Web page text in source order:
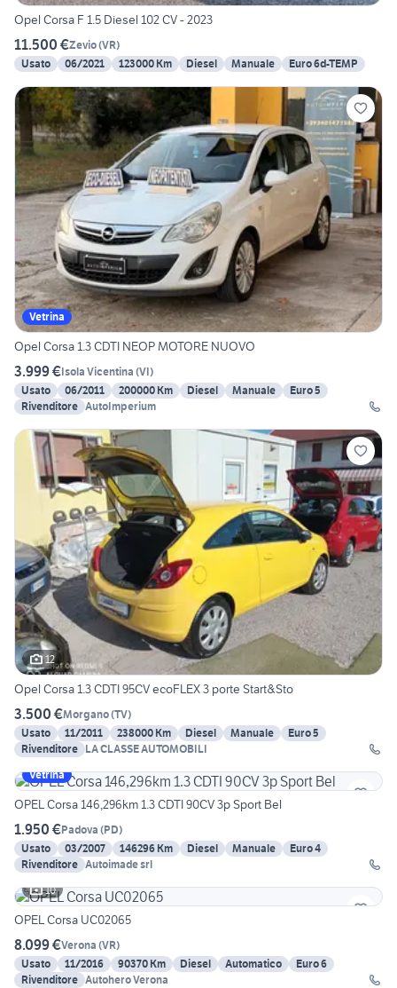
Opel Corsa F 1.5 Diesel 102 CV - 2023
11.500 €Zevio(VR)
Usato
06/2021 123000 Km Diesel Manuale Euro 6d-TEMP
Vetrina
Opel Corsa 1.3 CDTI NEOP MOTORE NUOVO
3.999 €Isola Vicentina (VI)
Usato
06/2011 200000 Km Diesel Manuale
Euro 5
Rivenditore AutoImperium
12
Opel Corsa 1.3 CDTI 95CV ecoFLEX 3 porte Start&Sto
3.500 €Morgano(TV)
Usato
11/2011 238000 Km Diesel Manuale
Euro 5
Rivenditore LA CLASSE AUTOMOBILI
Vetrina
OPEL Corsa 146,296km 1.3 CDTI 90CV 3p Sport Bel
1.950 €Padova (PD)
Usato
03/2007 146296 Km Diesel Manuale
Euro 4
Rivenditore Autoimade srl
10
OPEL Corsa UC02065
8.099 €Verona (VR)
Usato
11/2016 90370 Km Diesel Automatico
Euro 6
Rivenditore Autohero Verona